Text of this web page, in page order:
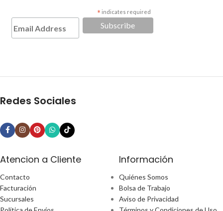
* indicates required
Redes Sociales
Atencion a Cliente
Contacto
Facturación
Sucursales
Información
Quiénes Somos
Bolsa de Trabajo
Aviso de Privacidad